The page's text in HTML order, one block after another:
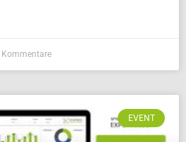
Kommentare
EVENT